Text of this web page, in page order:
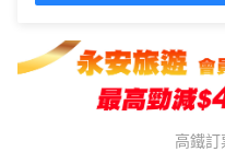
高鐵訂